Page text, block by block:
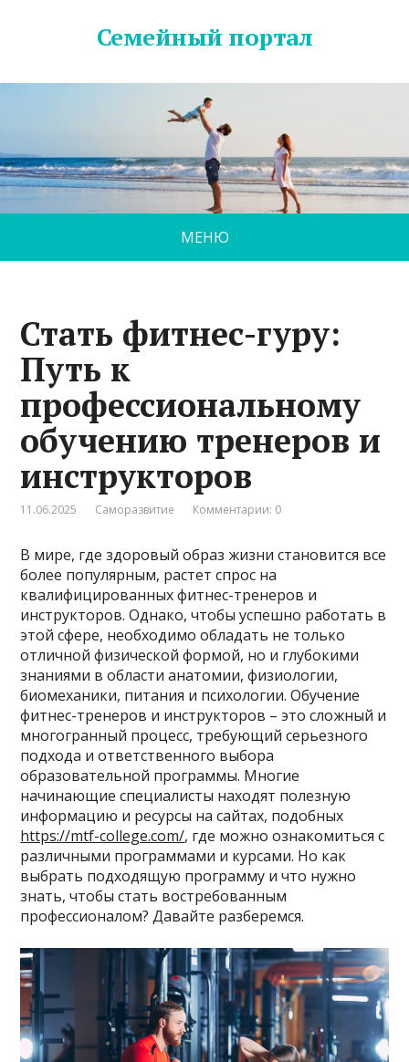
Семейный портал
МЕНЮ
Стать фитнес-гуру:
Путь к
профессиональному
обучению тренеров и
инструкторов
11.06.2025 Саморазвитие Комментарии: 0
В мире, где здоровый образ жизни становится все
более популярным, растет спрос на
квалифицированных фитнес-тренеров и
инструкторов. Однако, чтобы успешно работать в
этой сфере, необходимо обладать не только
отличной физической формой, но и глубокими
знаниями в области анатомии, физиологии,
биомеханики, питания и психологии. Обучение
фитнес-тренеров и инструкторов – это сложный и
многогранный процесс, требующий серьезного
подхода и ответственного выбора
образовательной программы. Многие
начинающие специалисты находят полезную
информацию и ресурсы на сайтах, подобных
https://mtf-college.com/, где можно ознакомиться с
различными программами и курсами. Но как
выбрать подходящую программу и что нужно
знать, чтобы стать востребованным
профессионалом? Давайте разберемся.